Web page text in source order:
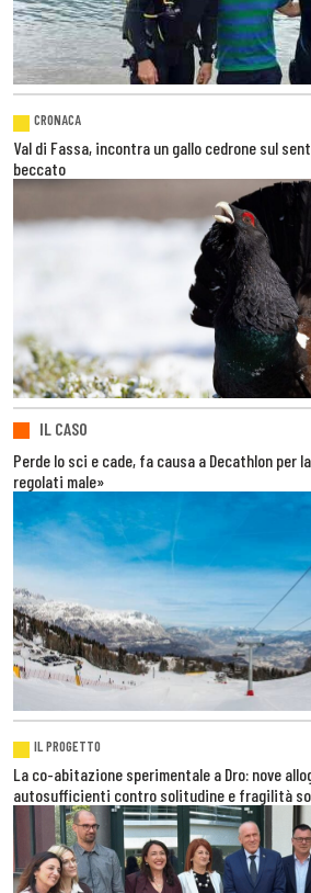
CRONACA
Val di Fassa, incontra un gallo cedrone sul
beccato
IL CASO
Perde lo sci e cade, fa causa a Decathlon per
regolati male»
IL PROGETTO
La co-abitazione sperimentale a Dro: nove
autosufficienti contro solitudine e fragilità